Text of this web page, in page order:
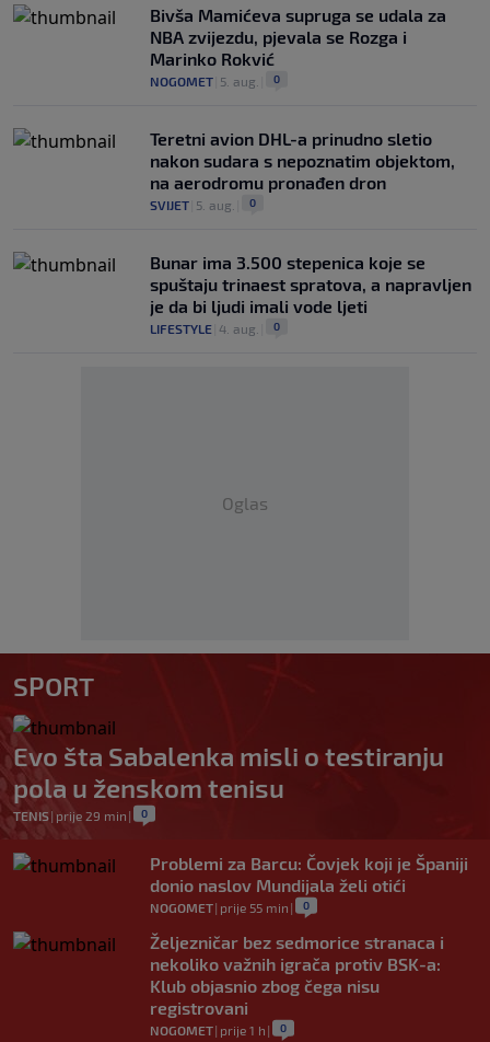
Bivša Mamićeva supruga se udala za
NBA zvijezdu, pjevala se Rozga i
Marinko Rokvić
NOGOMET 5. aug. 0
Teretni avion DHL-a prinudno sletio
nakon sudara s nepoznatim objektom,
na aerodromu pronađen dron
SVIJET 5. aug. 0
Bunar imа 3.500 stepenica koje se
spuštaju trinaest spratova, a napravljen
je da bi ljudi imali vode ljeti
LIFESTYLE 4. aug. 0
Oglas
SPORT
Evo šta Sabalenka misli o testiranju
pola u ženskom tenisu
TENIS| prije 29 min | 0
Problemi za Barcu: Čovjek koji je Španiji
donio naslov Mundijala želi otići
NOGOMET| prije 55 min | 0
Željezničar bez sedmorice stranaca i
nekoliko važnih igrača protiv BSK-a:
Klub objasnio zbog čega nisu
registrovani
NOGOMET| prije 1 h | 0